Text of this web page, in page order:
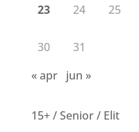
23 24 25
30
31
« apr
jun »
15+ / Senior / Elit